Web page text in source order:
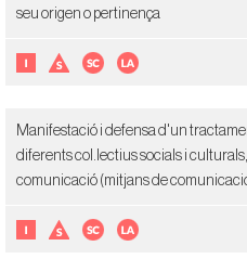
seu origen o pertinença
Manifestació i defensa d'un
diferents col.lectius socials i
comunicació (mitjans de